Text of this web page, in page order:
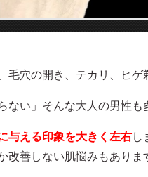
穴の開き、テカリ、ヒゲ
ない」そんな大人の男性も
与える印象を大きく左右し
改善しない肌悩みもありま